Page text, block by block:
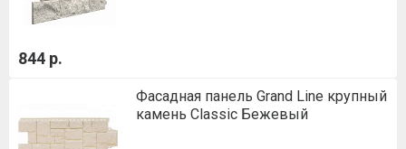
844 р.
Фасадная панель Grand Line крупный
камень Classic Бежевый